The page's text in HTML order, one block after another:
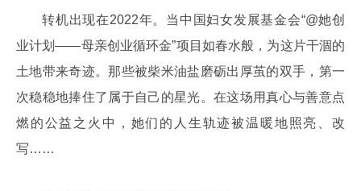
转机出现在2022年。当中国妇女发展基金会“@她创
业计划——母亲创业循环金”项目如春水般，为这片干涸的
土地带来奇迹。那些被柴米油盐磨砺出厚茧的双手，第一
次稳稳地捧住了属于自己的星光。在这场用真心与善意点
燃的公益之火中，她们的人生轨迹被温暖地照亮、改
写……